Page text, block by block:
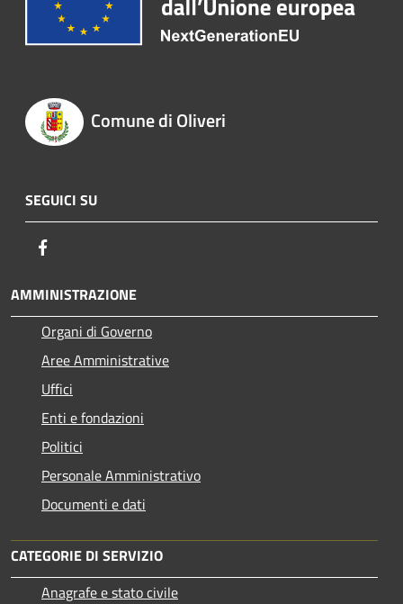
Comune di Oliveri
SEGUICI SU
AMMINISTRAZIONE
Organi di Governo
Aree Amministrative
Uffici
Enti e fondazioni
Politici
Personale Amministrativo
Documenti e dati
CATEGORIE DI SERVIZIO
Anagrafe e stato civile